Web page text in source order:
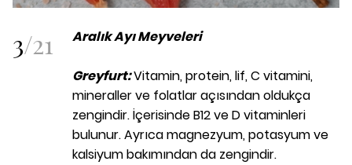
3/21 Aralık Ayı Meyveleri
Greyfurt:Vitamin, protein, lif, C vitamini,
mineraller ve folatlar açısından oldukça
zengindir. İçerisinde B12 ve D vitaminleri
bulunur. Ayrıca magnezyum, potasyum ve
kalsiyum bakımından da zengindir.